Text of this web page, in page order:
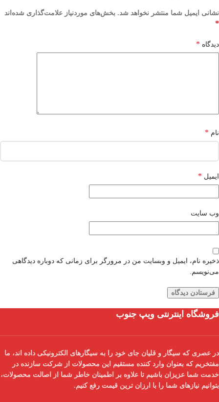
نشانی ایمیل شما منتشر نخواهد شد. بخش‌های موردنیاز علامت‌گذاری شده‌اند
*
دیدگاه *
نام *
ایمیل *
وب‌ سایت
ذخیره نام، ایمیل و وبسایت من در مرورگر برای زمانی که دوباره دیدگاهی
می‌نویسم.
فروشگاه اینترنتی ویپ جنوب
در عصری که سیگار و قلیان جای خود را به سیگارهای الکترونیکی داده اند، ما
مفتخریم که بعنوان وارد کننده مستقیم این محصولات از شرکت سازنده در
خدمت شما عزیزان باشیم تا علاوه بر اطمینان خاطر شما از
اصالت محصولات،
بتوانیم نیازهای شما را با ارزان ترین قیمت رفع کنیم.